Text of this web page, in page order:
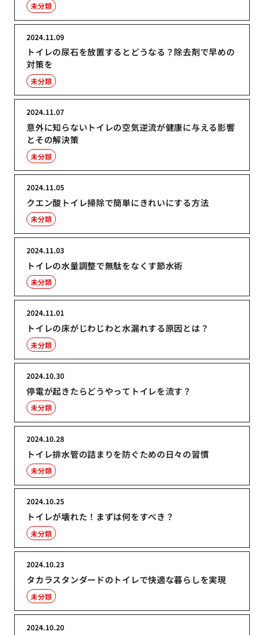
未分類
トイレの尿石を放置するとどうなる？除去剤で早めの
対策を
2024.11.09
未分類
意外に知らないトイレの空気逆流が健康に与える影響
とその解決策
2024.11.07
未分類
クエン酸トイレ掃除で簡単にきれいにする方法
2024.11.05
未分類
トイレの水量調整で無駄をなくす節水術
2024.11.03
未分類
トイレの床がじわじわと水漏れする原因とは？
2024.11.01
未分類
停電が起きたらどうやってトイレを流す？
2024.10.30
未分類
トイレ排水管の詰まりを防ぐための日々の習慣
2024.10.28
未分類
トイレが壊れた！まずは何をすべき？
2024.10.25
未分類
タカラスタンダードのトイレで快適な暮らしを実現
2024.10.23
未分類
2024.10.20